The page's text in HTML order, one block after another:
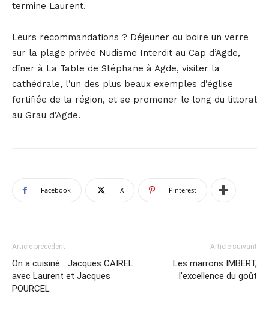
termine Laurent.
Leurs recommandations ? Déjeuner ou boire un verre
sur la plage privée Nudisme Interdit au Cap d’Agde,
dîner à La Table de Stéphane à Agde, visiter la
cathédrale, l’un des plus beaux exemples d’église
fortifiée de la région, et se promener le long du littoral
au Grau d’Agde.
Facebook X Pinterest
Article précédent
On a cuisiné… Jacques CAIREL
avec Laurent et Jacques
POURCEL
Article suivant
Les marrons IMBERT,
l’excellence du goût